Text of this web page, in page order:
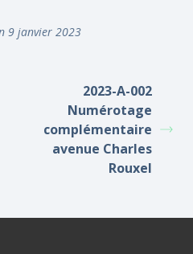
9 janvier 2023
2023-A-002
Numérotage
complémentaire
avenue Charles
Rouxel